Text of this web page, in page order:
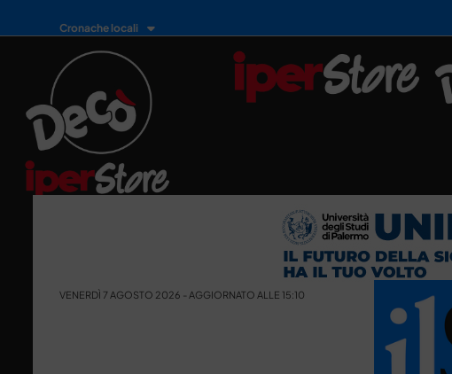
Cronache locali
VENERDÌ 7 AGOSTO 2026 - AGGIORNATO ALLE 15:10